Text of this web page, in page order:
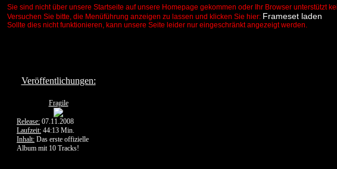
Sie sind nicht über unsere Startseite auf unsere Homepage gekommen oder Ihr Browser unterstützt
Versuchen Sie bitte, die Menüführung anzeigen zu lassen und klicken Sie hier: Frameset laden
Sollte dies nicht funktionieren, kann unsere Seite leider nur eingeschränkt angezeigt werden.
Veröffentlichungen:
Fragile
Release: 07.11.2008
Laufzeit: 44:13 Min.
Inhalt: Das erste offizielle
Album mit 10 Tracks!